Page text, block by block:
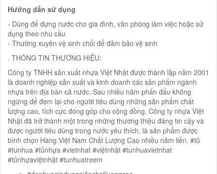
Hướng dẫn sử dụng
- Dùng để đựng nước cho gia đình, văn phòng làm việc hoặc sử
dụng theo nhu cầu
- Thường xuyên vệ sinh chổi để đảm bảo vệ sinh
. THÔNG TIN THƯƠNG HIỆU:
Công ty TNHH sản xuất nhựa Việt Nhật được thành lập năm 2001
là doanh nghiệp sản xuất và kinh doanh các sản phẩm ngành
nhựa trên địa bàn cả nước. Sau nhiều năm phấn đấu không
ngừng để đem lại cho người tiêu dùng những sản phẩm chất
lượng cao, tích cực đóng góp cho cộng đồng, Công ty nhựa Việt
Nhật đã trở thành một trong những thương thiệu đáng tin cậy và
được người tiêu dùng trong nước yêu thích, là sản phẩm được
bình chọn Hàng Việt Nam Chất Lượng Cao nhiều năm liền. #tủ
#tunhua #tủnhựa #vietnhat #việtnhật #tunhuavietnhat
#tủnhựaviệtnhật #tunhuatreem